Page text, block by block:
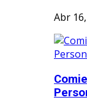
Abr